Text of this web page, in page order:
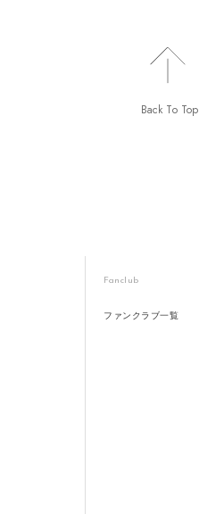
Back To Top
Fanclub
ファンクラブ一覧